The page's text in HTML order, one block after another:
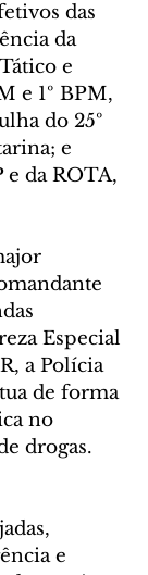
das
da
e
e 1º BPM,
do 25º
e
e da ROTA,
Especial
a Polícia
de forma
no
drogas.
e